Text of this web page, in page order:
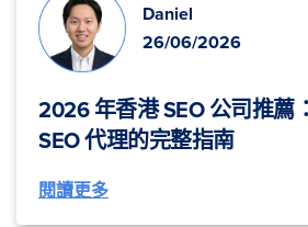
Daniel
26/06/2026
2026 年香港 SEO 公司推薦
SEO 代理的完整指南
閱讀更多